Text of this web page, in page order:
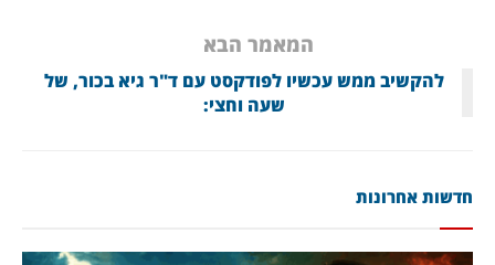
המאמר הבא
להקשיב ממש עכשיו לפודקסט עם ד"ר גיא בכור, של
שעה וחצי:
חדשות אחרונות